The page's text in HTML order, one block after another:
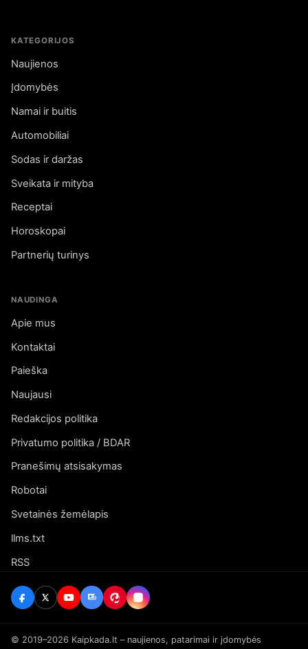
KATEGORIJOS
Naujienos
Įdomybės
Namai ir buitis
Automobiliai
Sodas ir daržas
Sveikata ir mityba
Receptai
Horoskopai
Partnerių turinys
NAUDINGA
Apie mus
Kontaktai
Paieška
Naujausi
Redakcijos politika
Privatumo politika / BDAR
Pranešimų atsisakymas
Robotai
Svetainės žemėlapis
llms.txt
RSS
© 2019–2026 Kaipkada.lt – naujienos, patarimai ir įdomybės